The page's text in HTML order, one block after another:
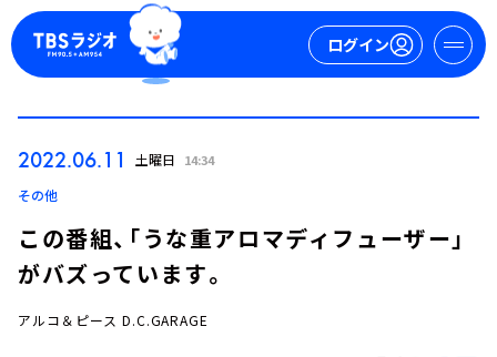
ログイン
2022.06.11 土曜日 14:34
その他
この番組、「うな重アロマディフューザー」
がバズっています。
アルコ＆ピース D.C.GARAGE